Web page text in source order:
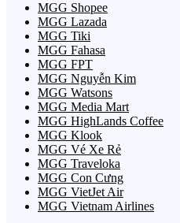
MGG Shopee
MGG Lazada
MGG Tiki
MGG Fahasa
MGG FPT
MGG Nguyễn Kim
MGG Watsons
MGG Media Mart
MGG HighLands Coffee
MGG Klook
MGG Vé Xe Rẻ
MGG Traveloka
MGG Con Cưng
MGG VietJet Air
MGG Vietnam Airlines